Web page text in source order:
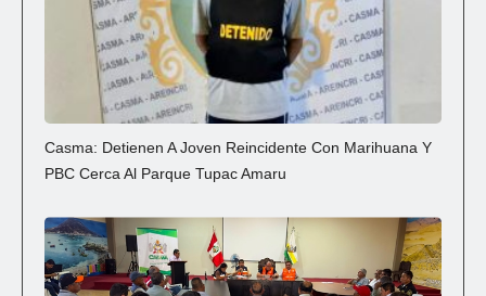
Casma: Detienen A Joven Reincidente Con Marihuana Y
PBC Cerca Al Parque Tupac Amaru